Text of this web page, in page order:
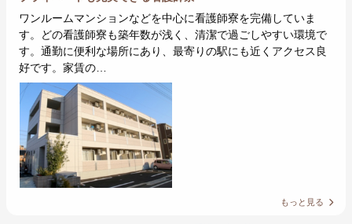
ワンルームマンションなどを中心に看護師寮を完備していま
す。どの看護師寮も築年数が浅く、清潔で過ごしやすい環境で
す。通勤に便利な場所にあり、最寄りの駅にも近くアクセス良
好です。家賃の…
もっと見る